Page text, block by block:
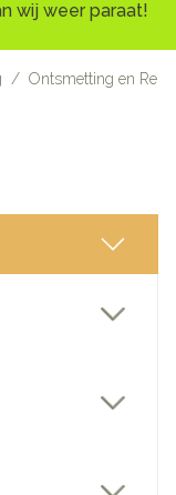
wij weer paraat!
/ Ontsmetting en